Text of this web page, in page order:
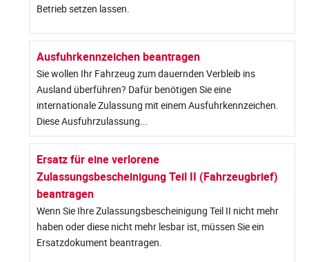
Betrieb setzen lassen.
Ausfuhrkennzeichen beantragen
Sie wollen Ihr Fahrzeug zum dauernden Verbleib ins
Ausland überführen? Dafür benötigen Sie eine
internationale Zulassung mit einem Ausfuhrkennzeichen.
Diese Ausfuhrzulassung...
Ersatz für eine verlorene
Zulassungsbescheinigung Teil II (Fahrzeugbrief)
beantragen
Wenn Sie Ihre Zulassungsbescheinigung Teil II nicht mehr
haben oder diese nicht mehr lesbar ist, müssen Sie ein
Ersatzdokument beantragen.